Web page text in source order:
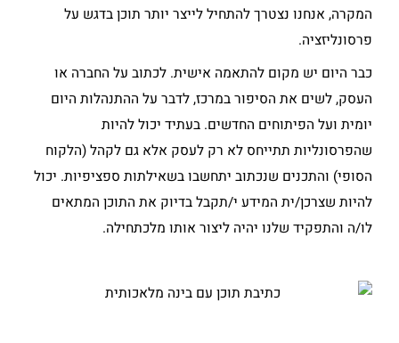
המקרה, אנחנו נצטרך להתחיל לייצר יותר תוכן בדגש על
פרסונליזציה.
כבר היום יש מקום להתאמה אישית. לכתוב על החברה או
העסק, לשים את הסיפור במרכז, לדבר על ההתנהלות היום
יומית ועל הפיתוחים החדשים. בעתיד יכול להיות
שהפרסונליות תתייחס לא רק לעסק אלא גם לקהל (הלקוח
הסופי) והתכנים שנכתוב יתחשבו בשאילתות ספציפיות. יכול
להיות שצרכן/ית המידע י/תקבל בדיוק את התוכן המתאים
לו/ה והתפקיד שלנו יהיה ליצור אותו מלכתחילה.